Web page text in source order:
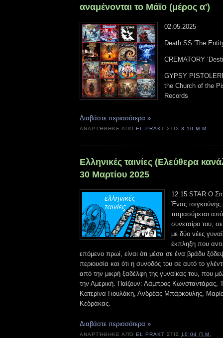
αναμένονται το Μάϊο (μέρος α')
02.05.2025
Death SS 'The
CREMATORY
GYPSY
the Church of the
Records
Διαβάστε περισσότερα »
ΑΝΑΡΤΉΘΗΚΕ ΑΠΌEL PRAKT ΣΤΙΣ3:10 Μ.Μ.
Ελληνικές ταινίες (Ελεύθερα
30 Μαρτίου 2025
12:15 STAR Ο
Ένας τσιγκούνης
παρασύρεται από
συνεταίρο του,
με δύο νέες
έκπληξη που
επόμενο πρωί, είναι ότι μέσα σε ένα βράδυ
περιουσία και ότι η συνοδός του σε αυτό το
από την μικρή ξαδέλφη της γυναίκας του, που
την Αμερική. Παίζουν: Λάμπρος Κωνσταντάρας,
Κατερίνα Γιουλάκη, Ανδρέας Μπάρκουλης,
Κεδράκας.
Διαβάστε περισσότερα »
ΑΝΑΡΤΉΘΗΚΕ ΑΠΌEL PRAKT ΣΤΙΣ 10:04 Π.Μ.